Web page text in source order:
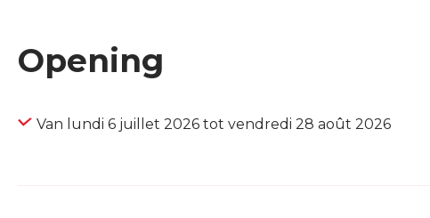
Opening
Van lundi 6 juillet 2026 tot vendredi 28 août 2026